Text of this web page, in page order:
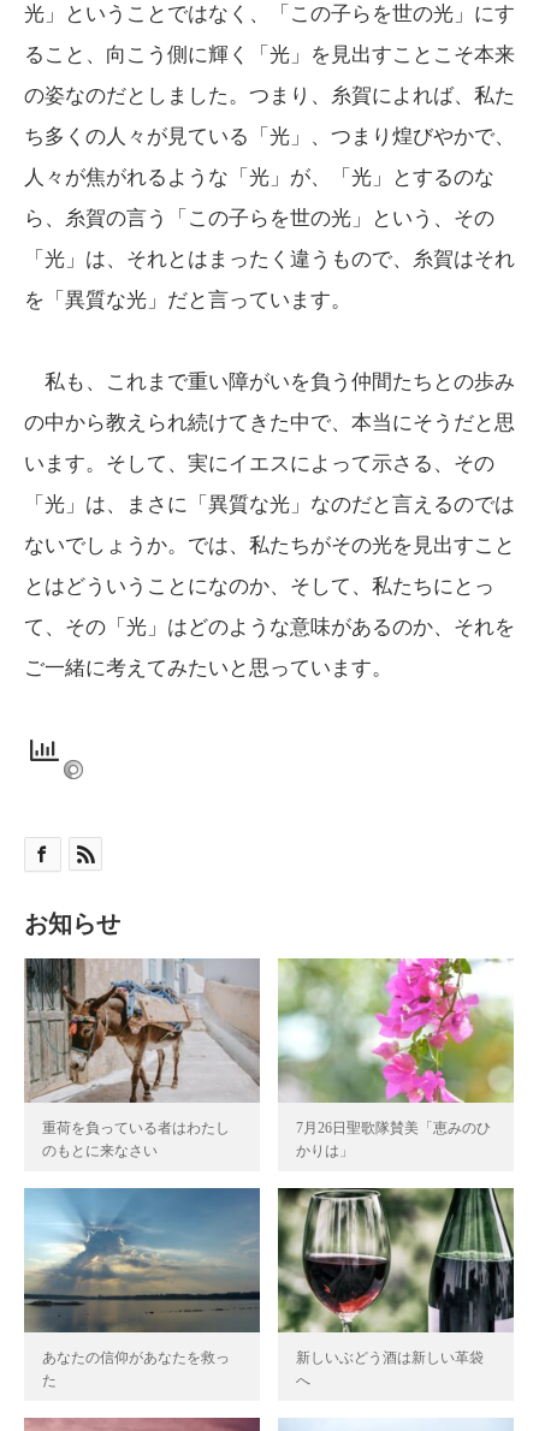
光」ということではなく、「この子らを世の光」にす
ること、向こう側に輝く「光」を見出すことこそ本来
の姿なのだとしました。つまり、糸賀によれば、私た
ち多くの人々が見ている「光」、つまり煌びやかで、
人々が焦がれるような「光」が、「光」とするのな
ら、糸賀の言う「この子らを世の光」という、その
「光」は、それとはまったく違うもので、糸賀はそれ
を「異質な光」だと言っています。
私も、これまで重い障がいを負う仲間たちとの歩み
の中から教えられ続けてきた中で、本当にそうだと思
います。そして、実にイエスによって示さる、その
「光」は、まさに「異質な光」なのだと言えるのでは
ないでしょうか。では、私たちがその光を見出すこと
とはどういうことになのか、そして、私たちにとっ
て、その「光」はどのような意味があるのか、それを
ご一緒に考えてみたいと思っています。
お知らせ
重荷を負っている者はわたし
のもとに来なさい
7月26日聖歌隊賛美「恵みのひ
かりは」
あなたの信仰があなたを救っ
た
新しいぶどう酒は新しい革袋
へ